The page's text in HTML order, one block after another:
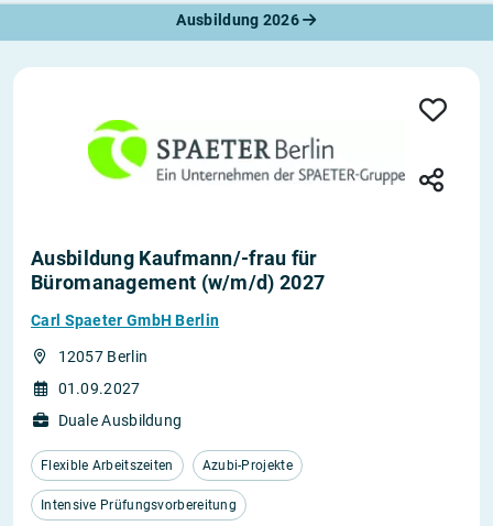
Ausbildung 2026
Ausbildung Kaufmann/-frau für
Büromanagement (w/m/d) 2027
Carl Spaeter GmbH Berlin
12057 Berlin
01.09.2027
Duale Ausbildung
Flexible Arbeitszeiten Azubi-Projekte
Intensive Prüfungsvorbereitung